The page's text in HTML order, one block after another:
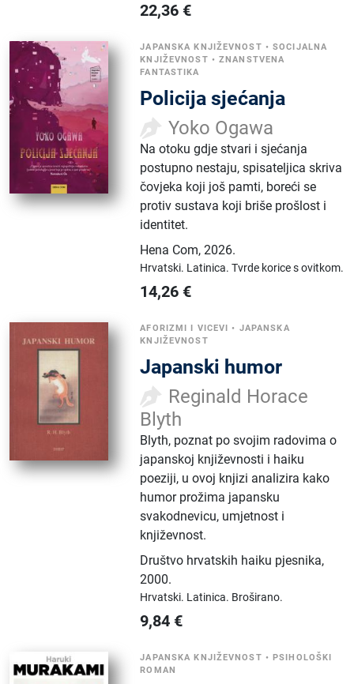
22,36 €
JAPANSKA KNJIŽEVNOST •SOCIJALNA
KNJIŽEVNOST •ZNANSTVENA
FANTASTIKA
Policija sjećanja
Yoko Ogawa
Na otoku gdje stvari i sjećanja
postupno nestaju, spisateljica skriva
čovjeka koji još pamti, boreći se
protiv sustava koji briše prošlost i
identitet.
Hena Com,2026.
Hrvatski. Latinica.Tvrde korice s ovitkom.
14,26 €
AFORIZMI I VICEVI • JAPANSKA
KNJIŽEVNOST
Japanski humor
Reginald Horace
Blyth
Blyth, poznat po svojim radovima o
japanskoj književnosti i haiku
poeziji, u ovoj knjizi analizira kako
humor prožima japansku
svakodnevicu, umjetnost i
književnost.
Društvo hrvatskih haiku pjesnika,
2000.
Hrvatski. Latinica. Broširano.
9,84 €
JAPANSKA KNJIŽEVNOST •PSIHOLOŠKI
ROMAN